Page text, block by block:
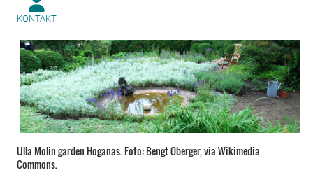
KONTAKT
Ulla Molin garden Hoganas. Foto: Bengt Oberger, via Wikimedia
Commons.